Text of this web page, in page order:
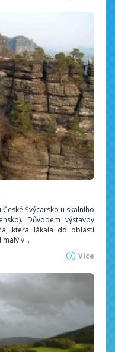
Švýcarsko u skalního
Důvodem výstavby
která lákala do oblasti
v...
Více